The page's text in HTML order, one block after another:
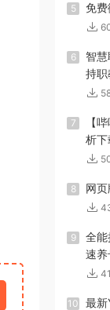
5 免
6
智
持职
7
【
析下
8 网
9
全
速养
41
10
最